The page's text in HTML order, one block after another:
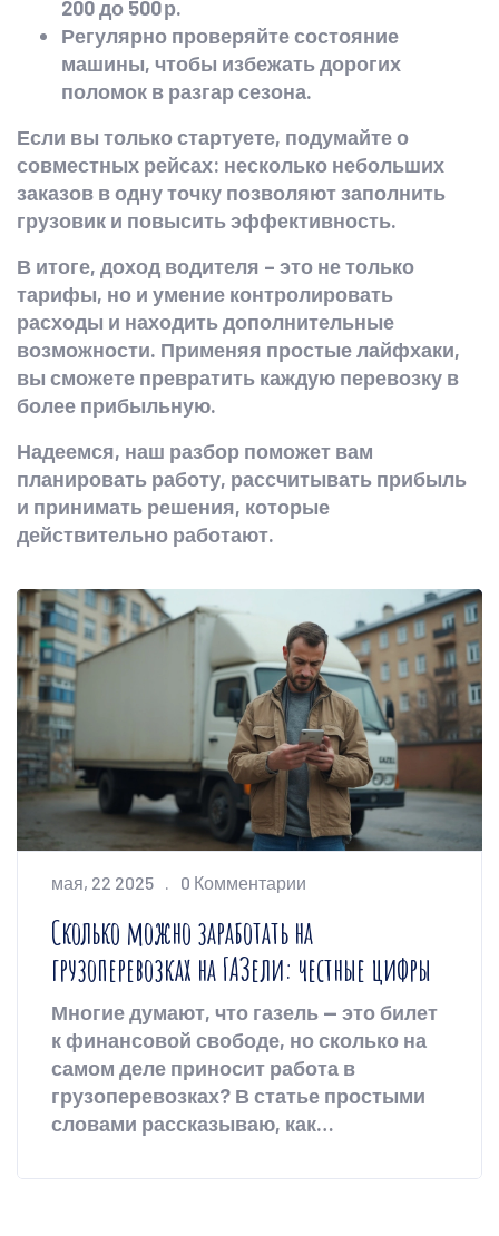
200 до 500 р.
Регулярно проверяйте состояние
машины, чтобы избежать дорогих
поломок в разгар сезона.
Если вы только стартуете, подумайте о
совместных рейсах: несколько небольших
заказов в одну точку позволяют заполнить
грузовик и повысить эффективность.
В итоге, доход водителя – это не только
тарифы, но и умение контролировать
расходы и находить дополнительные
возможности. Применяя простые лайфхаки,
вы сможете превратить каждую перевозку в
более прибыльную.
Надеемся, наш разбор поможет вам
планировать работу, рассчитывать прибыль
и принимать решения, которые
действительно работают.
мая, 22 2025 0 Комментарии
Сколько можно заработать на
грузоперевозках на ГАЗели: честные цифры
Многие думают, что газель — это билет
к финансовой свободе, но сколько на
самом деле приносит работа в
грузоперевозках? В статье простыми
словами рассказываю, как
с чем можно столкнуться на старте,